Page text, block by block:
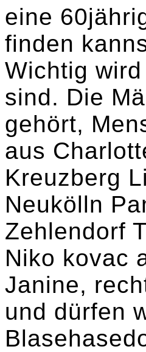
eine
finden
Wichtig
sind. Die
gehört,
aus
Kreuzberg
Neukölln
Zehlendorf
Niko kovac
Janine,
und dürfen